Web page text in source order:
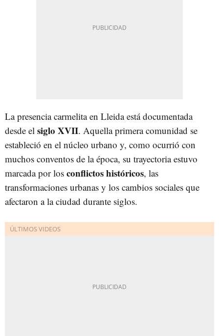
La presencia carmelita en Lleida está documentada
desde el siglo XVII. Aquella primera comunidad se
estableció en el núcleo urbano y, como ocurrió con
muchos conventos de la época, su trayectoria estuvo
marcada por los conflictos históricos, las
transformaciones urbanas y los cambios sociales que
afectaron a la ciudad durante siglos.